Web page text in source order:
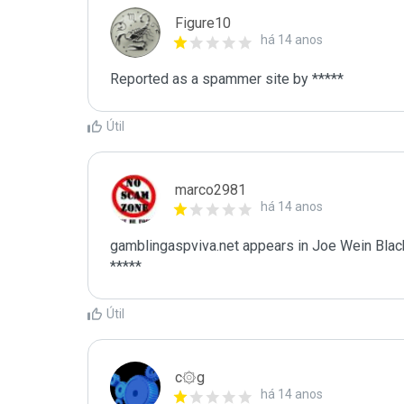
Figure10
há 14 anos
Reported as a spammer site by *****
Útil
marco2981
há 14 anos
gamblingaspviva.net appears in Joe Wein
*****
Útil
c۞g
há 14 anos